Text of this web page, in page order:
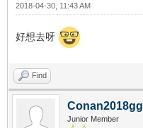
2018-04-30, 11:43 AM
好想去呀
Find
Conan2018gg
Junior Member